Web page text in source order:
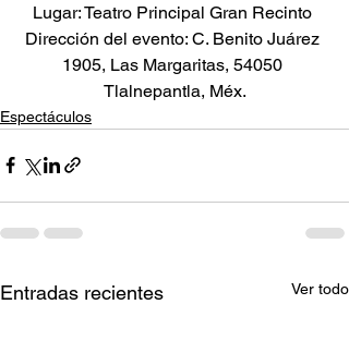
Lugar: Teatro Principal Gran Recinto
Dirección del evento: C. Benito Juárez
1905, Las Margaritas, 54050
Tlalnepantla, Méx.
Espectáculos
Entradas recientes Ver todo